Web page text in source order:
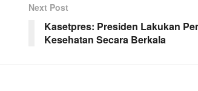
Next Post
Kasetpres: Presiden Lakukan
Kesehatan Secara Berkala